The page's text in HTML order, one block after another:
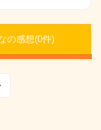
の感想(0件)